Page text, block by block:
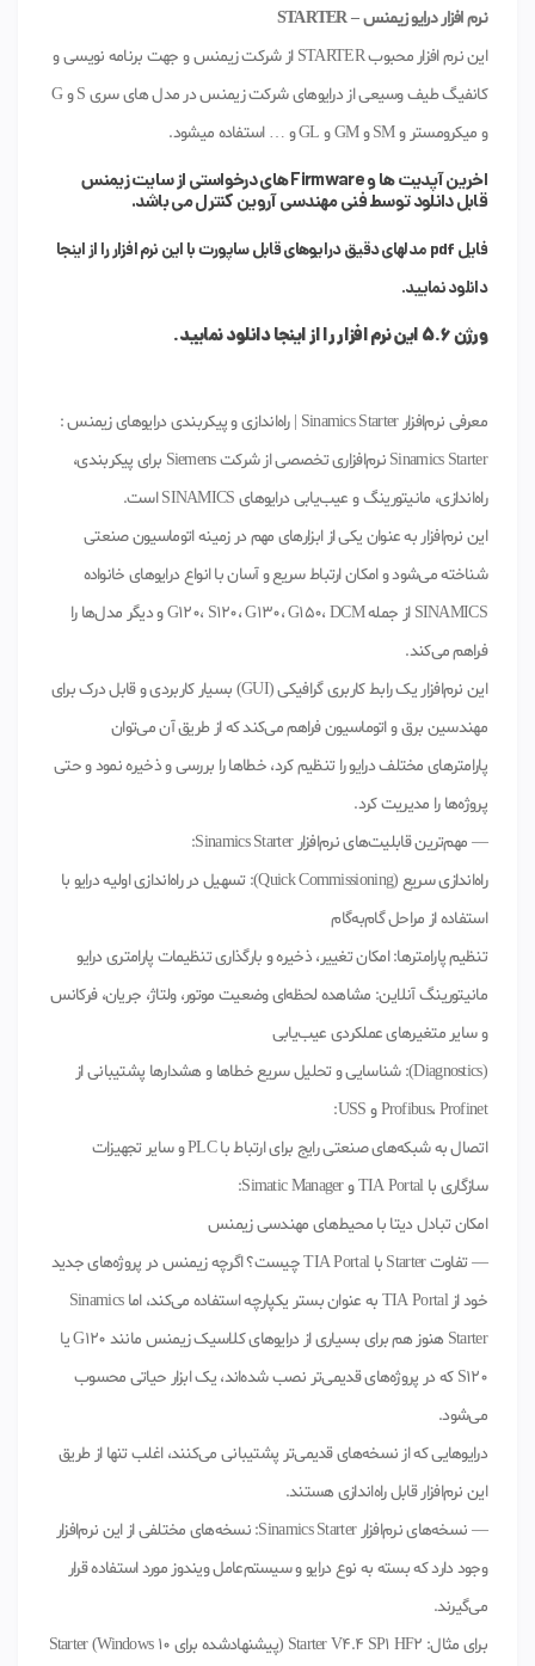
نرم افزار درایو زیمنس – STARTER
این نرم افزار محبوب STARTER از شرکت زیمنس و جهت برنامه نویسی و
کانفیگ طیف وسیعی از درایوهای شرکت زیمنس در مدل های سری S و G
و میکرومستر و SM و GM و GL و … استفاده میشود.
اخرین آپدیت ها و Firmware های درخواستی از سایت زیمنس
قابل دانلود توسط فنی مهندسی آروین کنترل می باشد.
فایل pdf مدلهای دقیق درایوهای قابل ساپورت با این نرم افزار را از اینجا
دانلود نمایید.
ورژن 5.6 این نرم افزار را از اینجا دانلود نمایید.
معرفی نرم‌افزار Sinamics Starter | راه‌اندازی و پیکربندی درایوهای زیمنس :
Sinamics Starter نرم‌افزاری تخصصی از شرکت Siemens برای پیکربندی،
راه‌اندازی، مانیتورینگ و عیب‌یابی درایوهای SINAMICS است.
این نرم‌افزار به عنوان یکی از ابزارهای مهم در زمینه اتوماسیون صنعتی
شناخته می‌شود و امکان ارتباط سریع و آسان با انواع درایوهای خانواده
SINAMICS از جمله G120، S120، G130، G150، DCM و دیگر مدل‌ها را
فراهم می‌کند.
این نرم‌افزار یک رابط کاربری گرافیکی (GUI) بسیار کاربردی و قابل درک برای
مهندسین برق و اتوماسیون فراهم می‌کند که از طریق آن می‌توان
پارامترهای مختلف درایو را تنظیم کرد، خطاها را بررسی و ذخیره نمود و حتی
پروژه‌ها را مدیریت کرد.
— مهم‌ترین قابلیت‌های نرم‌افزار Sinamics Starter:
راه‌اندازی سریع (Quick Commissioning): تسهیل در راه‌اندازی اولیه درایو با
استفاده از مراحل گام‌به‌گام
تنظیم پارامترها: امکان تغییر، ذخیره و بارگذاری تنظیمات پارامتری درایو
مانیتورینگ آنلاین: مشاهده لحظه‌ای وضعیت موتور، ولتاژ، جریان، فرکانس
و سایر متغیرهای عملکردی عیب‌یابی
(Diagnostics): شناسایی و تحلیل سریع خطاها و هشدارها پشتیبانی از
Profibus، Profinet و USS:
اتصال به شبکه‌های صنعتی رایج برای ارتباط با PLC و سایر تجهیزات
سازگاری با TIA Portal و Simatic Manager:
امکان تبادل دیتا با محیط‌های مهندسی زیمنس
— تفاوت Starter با TIA Portal چیست؟ اگرچه زیمنس در پروژه‌های جدید
خود از TIA Portal به عنوان بستر یکپارچه استفاده می‌کند، اما Sinamics
Starter هنوز هم برای بسیاری از درایوهای کلاسیک زیمنس مانند G120 یا
S120 که در پروژه‌های قدیمی‌تر نصب شده‌اند، یک ابزار حیاتی محسوب
می‌شود.
درایوهایی که از نسخه‌های قدیمی‌تر پشتیبانی می‌کنند، اغلب تنها از طریق
این نرم‌افزار قابل راه‌اندازی هستند.
— نسخه‌های نرم‌افزار Sinamics Starter: نسخه‌های مختلفی از این نرم‌افزار
وجود دارد که بسته به نوع درایو و سیستم‌عامل ویندوز مورد استفاده قرار
می‌گیرند.
برای مثال: Starter V4.4 SP1 HF2 (پیشنهادشده برای Windows 10) Starter